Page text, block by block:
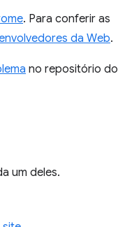
. Para conferir as
da Web.
no repositório do
um deles.